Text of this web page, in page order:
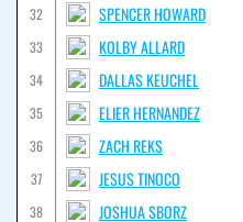
32
SPENCER HOWARD
33
KOLBY ALLARD
34
DALLAS KEUCHEL
35
ELIER HERNANDEZ
36
ZACH REKS
37
JESUS TINOCO
38
JOSHUA SBORZ